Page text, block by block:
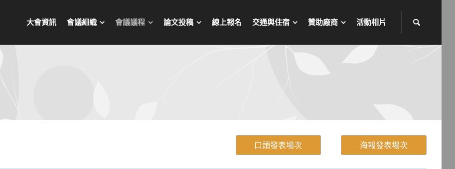
大會資訊 會議組織 會議議程 論文投稿 線上報名 交通與住宿 贊助廠商 活動相片
口頭發表場次 海報發表場次